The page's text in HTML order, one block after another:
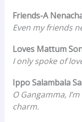
Friends-A
Even my friends
Loves Mattum
I only spoke of
Ippo Salambala
O Gangamma,
charm.